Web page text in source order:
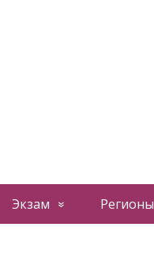
Экзам Регионы